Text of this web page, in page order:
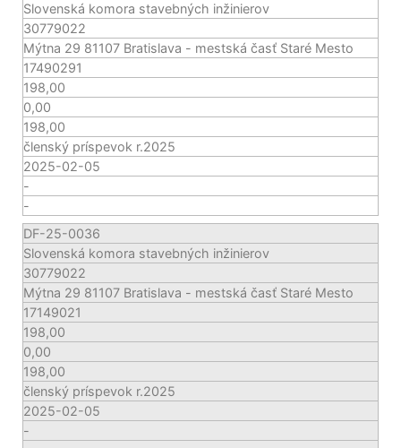
Slovenská komora stavebných inžinierov
30779022
Mýtna 29 81107 Bratislava - mestská časť Staré Mesto
17490291
198,00
0,00
198,00
členský príspevok r.2025
2025-02-05
-
-
DF-25-0036
Slovenská komora stavebných inžinierov
30779022
Mýtna 29 81107 Bratislava - mestská časť Staré Mesto
17149021
198,00
0,00
198,00
členský príspevok r.2025
2025-02-05
-